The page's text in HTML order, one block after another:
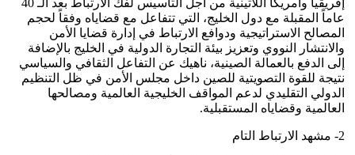
عاماً المقبلة مع دول الخليج، التي تتفاعل مع قضاياه وفقاً لحجم
المصالح الاستراتيجية ودوافع الارتباط في إدارة قضايا الأمن
والانتشار النووي وتعزيز بيئة التجارة الدولية في الخليج بالإضافة
إلى الدفع بالعمالة الصينية، ناهيك عن التفاعل الثقافي والسياسي
نتيجة للقوة التصويتية للصين داخل مجلس الأمن في ظل التنظيم
الدولي التقليدي لدعم المواقف الخليجية العالمية ومصالحها
العالمية وقضاياه المستقبلية.
2- مشهد الارتباط التام